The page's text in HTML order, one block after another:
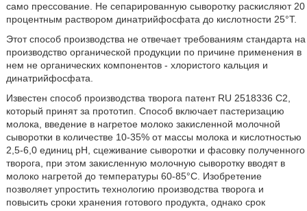
само прессование. Не сепарированную сыворотку раскисляют 20
процентным раствором динатрийфосфата до кислотности 25°Т.
Этот способ производства не отвечает требованиям стандарта на
производство органической продукции по причине применения в
нем не органических компонентов - хлористого кальция и
динатрийфосфата.
Известен способ производства творога патент RU 2518336 C2,
который принят за прототип. Способ включает пастеризацию
молока, введение в нагретое молоко закисленной молочной
сыворотки в количестве 10-35% от массы молока и кислотностью
2,5-6,0 единиц pH, сцеживание сыворотки и фасовку полученного
творога, при этом закисленную молочную сыворотку вводят в
молоко нагретой до температуры 60-85°С. Изобретение
позволяет упростить технологию производства творога и
повысить сроки хранения готового продукта, однако срок